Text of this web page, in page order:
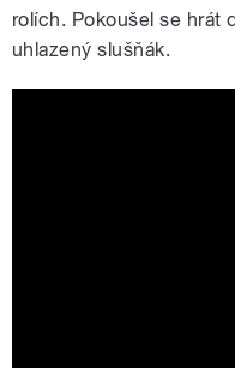
rolích. Pokoušel se hrát
uhlazený slušňák.